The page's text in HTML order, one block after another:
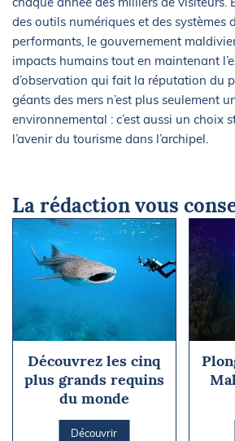
des outils numériques et des systèmes
performants, le gouvernement
impacts humains tout en maintenant
d’observation qui fait la réputation du
géants des mers n’est plus seulement
environnemental : c’est aussi un choix
l’avenir du tourisme dans l’archipel.
La rédaction vous
Découvrez les cinq
plus grands requins
du monde
Découvrir